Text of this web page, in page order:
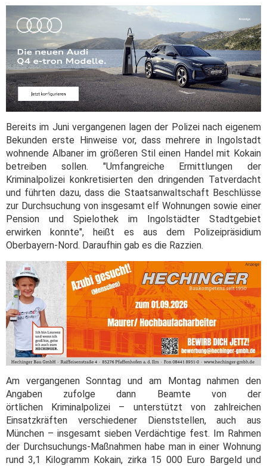
Bereits im Juni vergangenen lagen der Polizei nach eigenem
Bekunden erste Hinweise vor, dass mehrere in Ingolstadt
wohnende Albaner im größeren Stil einen Handel mit Kokain
betreiben sollen. "Umfangreiche Ermittlungen der
Kriminalpolizei konkretisierten den dringenden Tatverdacht
und führten dazu, dass die Staatsanwaltschaft Beschlüsse
zur Durchsuchung von insgesamt elf Wohnungen sowie einer
Pension und Spielothek im Ingolstädter Stadtgebiet
erwirken konnte", heißt es aus dem Polizeipräsidium
Oberbayern-Nord. Daraufhin gab es die Razzien.
Am vergangenen Sonntag und am Montag nahmen den
Angaben zufolge dann Beamte von der
örtlichen Kriminalpolizei – unterstützt von zahlreichen
Einsatzkräften verschiedener Dienststellen, auch aus
München – insgesamt sieben Verdächtige fest. Im Rahmen
der Durchsuchungs-Maßnahmen habe man in einer Wohnung
rund 3,1 Kilogramm Kokain, zirka 15 000 Euro Bargeld und